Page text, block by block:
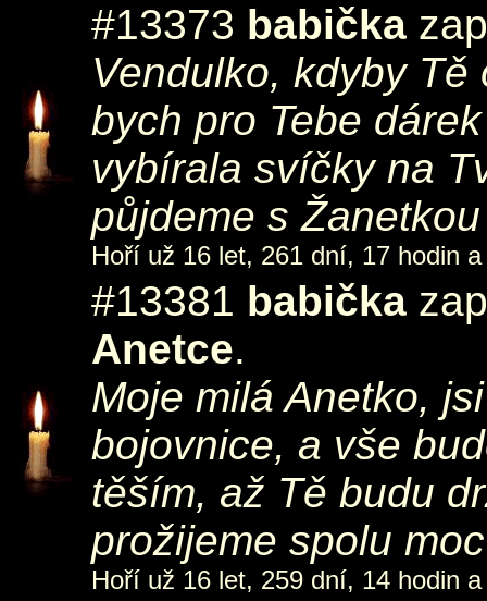
#13373 babička
Vendulko, kdyby
bych pro Tebe
vybírala svíčky na
půjdeme s
Hoří už 16 let, 261 dní, 17 hodin
#13381 babička
Anetce.
Moje milá Anetko,
bojovnice, a vše
těším, až Tě budu
prožijeme spolu
Hoří už 16 let, 259 dní, 14 hodin